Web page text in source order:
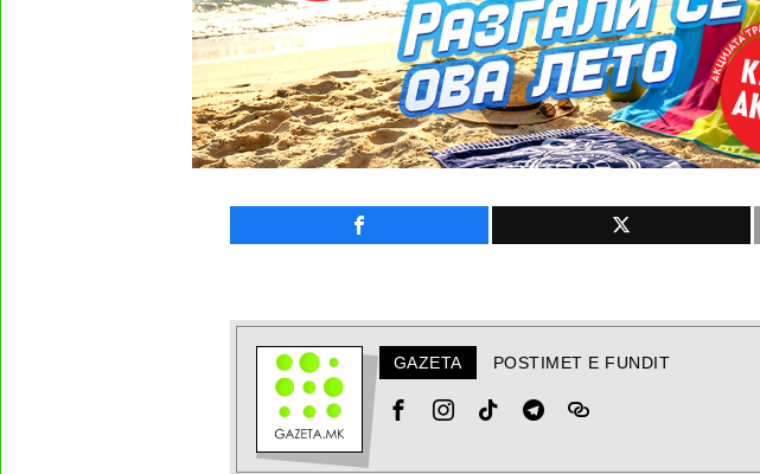
GAZETA POSTIMET E FUNDIT